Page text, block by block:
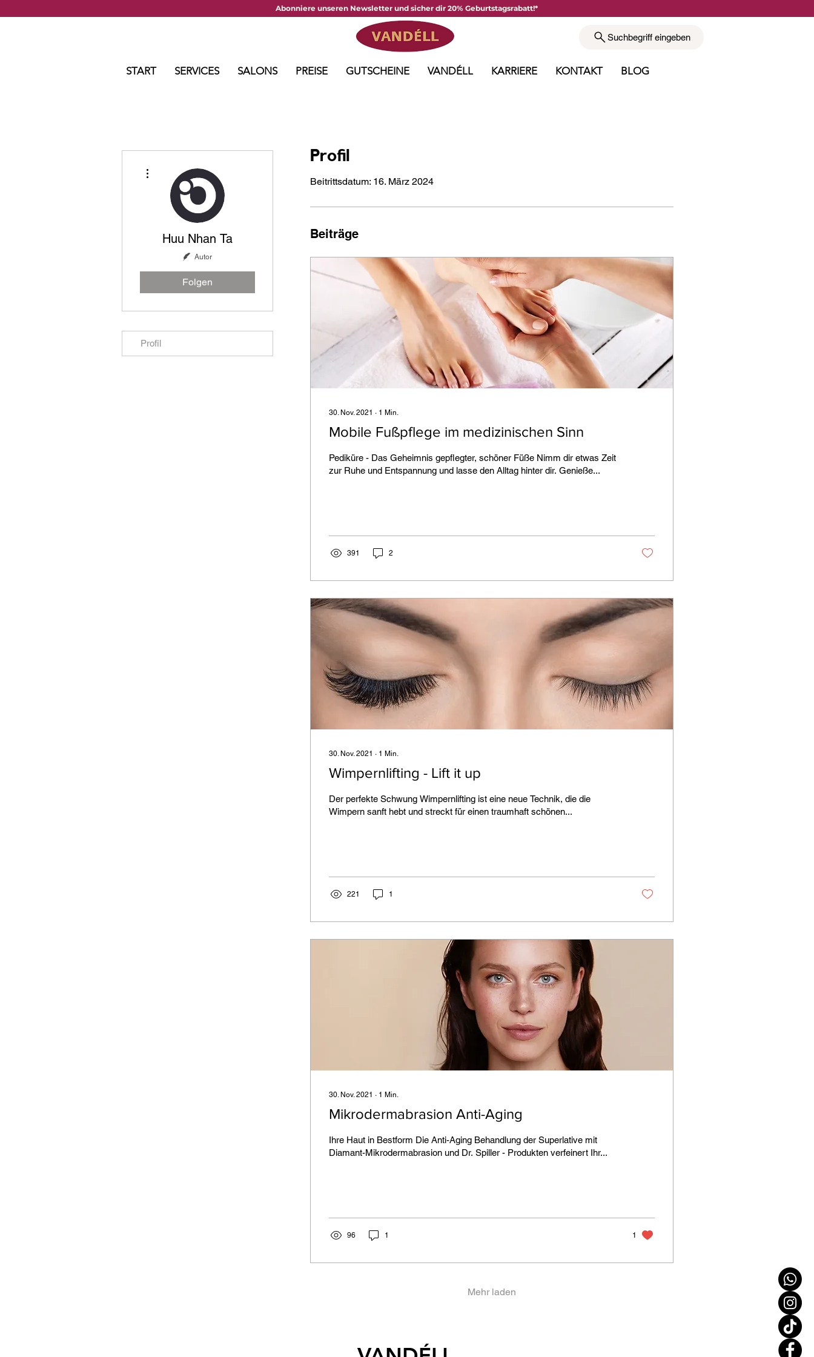
Abonniere unseren Newsletter und sicher dir 20% Geburtstagsrabatt!*
Suchbegriff eingeben
START SERVICES SALONS PREISE GUTSCHEINE VANDÉLL KARRIERE KONTAKT BLOG
Profil
Beitrittsdatum: 16. März 2024
Beiträge
30. Nov. 2021 ∙ 1 Min.
Mobile Fußpflege im medizinischen Sinn
Pediküre - Das Geheimnis gepflegter, schöner Füße Nimm dir etwas Zeit
zur Ruhe und Entspannung und lasse den Alltag hinter dir. Genieße...
391 2
30. Nov. 2021 ∙ 1 Min.
Wimpernlifting - Lift it up
Der perfekte Schwung Wimpernlifting ist eine neue Technik, die die
Wimpern sanft hebt und streckt für einen traumhaft schönen...
221 1
30. Nov. 2021 ∙ 1 Min.
Mikrodermabrasion Anti-Aging
Ihre Haut in Bestform Die Anti-Aging Behandlung der Superlative mit
Diamant-Mikrodermabrasion und Dr. Spiller - Produkten verfeinert Ihr...
96 1 1
Mehr laden
Huu Nhan Ta
Autor
Folgen
Profil